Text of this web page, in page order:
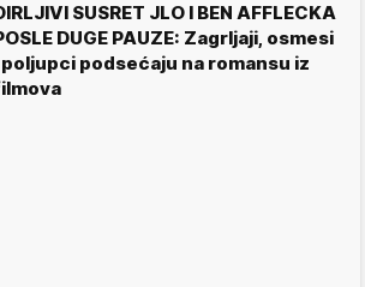
SUSRET JLO I BEN AFFLECKA
DUGE PAUZE: Zagrljaji, osmesi
poljupci podsećaju na romansu iz